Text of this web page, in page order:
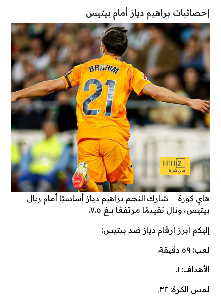
إحصائيات براهيم دياز أمام بيتيس
هاي كورة _ شارك النجم براهيم دياز أساسيًا أمام ريال
بيتيس، ونال تقييمًا مرتفعًا بلغ ٧.٥.
إليكم أبرز أرقام دياز ضد بيتيس:
لعب: ٥٩ دقيقة.
الأهداف: ١.
لمس الكرة: ٣٢.